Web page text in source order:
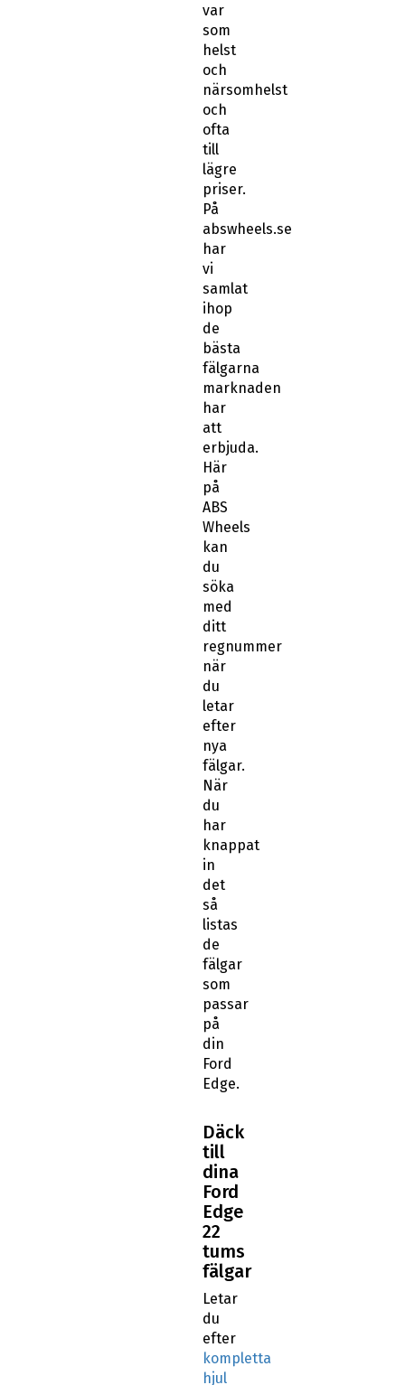
var
som
helst
och
närsomhelst
och
ofta
till
lägre
priser.
På
abswheels.se
har
vi
samlat
ihop
de
bästa
fälgarna
marknaden
har
att
erbjuda.
Här
på
ABS
Wheels
kan
du
söka
med
ditt
regnummer
när
du
letar
efter
nya
fälgar.
När
du
har
knappat
in
det
så
listas
de
fälgar
som
passar
på
din
Ford
Edge.
Däck
till
dina
Ford
Edge
22
tums
fälgar
Letar
du
efter
kompletta
hjul